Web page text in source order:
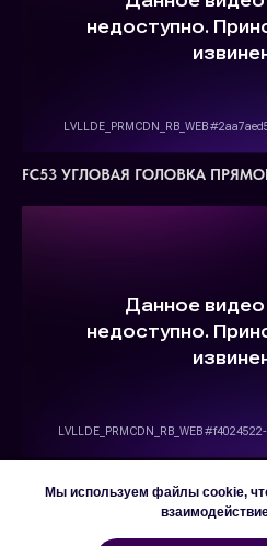
Мы используем файлы cookie,
FC53 УГЛОВАЯ ГОЛОВКА